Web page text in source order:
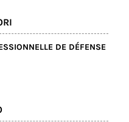
DE DÉFENSE